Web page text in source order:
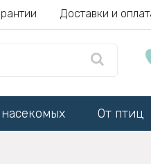
Доставки и
От птиц